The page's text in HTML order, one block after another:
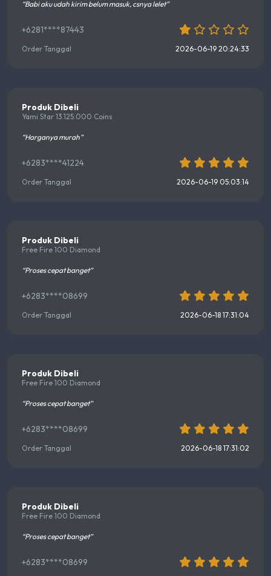
“Babi aku udah kirim belum masuk, csnya lelet”
+6281****87443
Order Tanggal 2026-06-19 20:24:33
Produk Dibeli
Yami Star 13.125.000 Coins
“Harganya murah”
+6283****41224
Order Tanggal 2026-06-19 05:03:14
Produk Dibeli
Free Fire 100 Diamond
“Proses cepat banget”
+6283****08699
Order Tanggal 2026-06-18 17:31:04
Produk Dibeli
Free Fire 100 Diamond
“Proses cepat banget”
+6283****08699
Order Tanggal 2026-06-18 17:31:02
Produk Dibeli
Free Fire 100 Diamond
“Proses cepat banget”
+6283****08699